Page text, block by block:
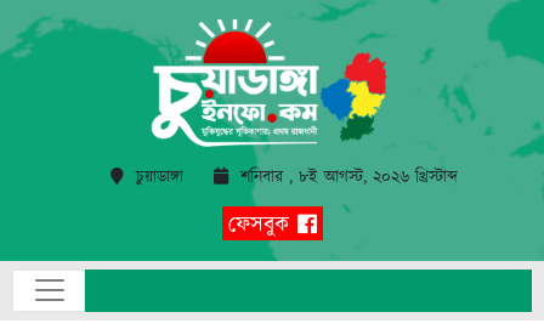
চুয়াডাঙ্গা শনিবার , ৮ই আগস্ট, ২০২৬ খ্রিস্টাব্দ
ফেসবুক